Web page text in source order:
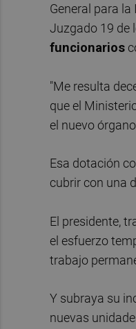
General para
Juzgado 19 de
funcionarios
"Me resulta
que el
el nuevo
Esa dotación
cubrir con una
El presidente,
el esfuerzo
trabajo
Y subraya su
nuevas